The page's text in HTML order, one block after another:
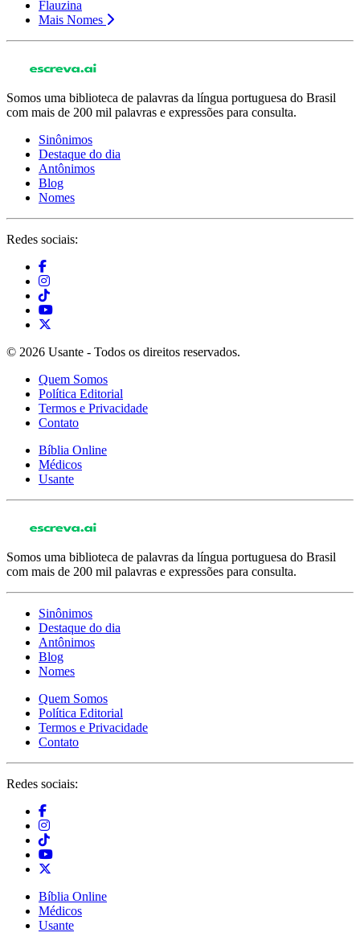
Flauzina
Mais Nomes
Somos uma biblioteca de palavras da língua portuguesa do Brasil
com mais de 200 mil palavras e expressões para consulta.
Sinônimos
Destaque do dia
Antônimos
Blog
Nomes
Redes sociais:
© 2026 Usante - Todos os direitos reservados.
Quem Somos
Política Editorial
Termos e Privacidade
Contato
Bíblia Online
Médicos
Usante
Somos uma biblioteca de palavras da língua portuguesa do Brasil
com mais de 200 mil palavras e expressões para consulta.
Sinônimos
Destaque do dia
Antônimos
Blog
Nomes
Quem Somos
Política Editorial
Termos e Privacidade
Contato
Redes sociais:
Bíblia Online
Médicos
Usante